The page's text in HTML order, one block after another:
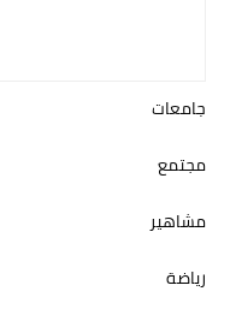
جامعات
مجتمع
مشاهير
رياضة